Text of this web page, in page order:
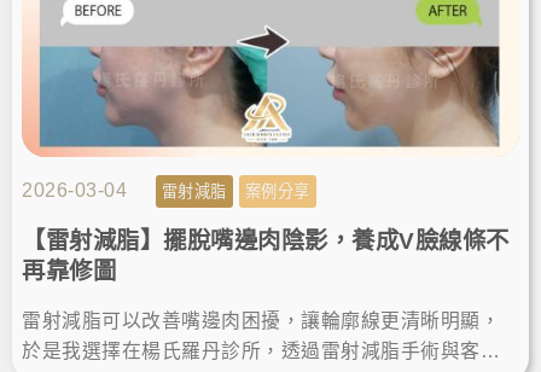
2026-03-04 雷射減脂 案例分享
【雷射減脂】擺脫嘴邊肉陰影，養成V臉線條不
再靠修圖
雷射減脂可以改善嘴邊肉困擾，讓輪廓線更清晰明顯，
於是我選擇在楊氏羅丹診所，透過雷射減脂手術與客製